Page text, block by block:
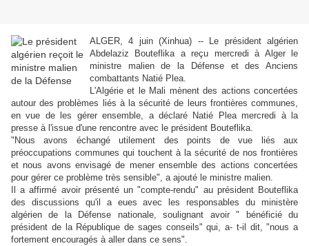
ALGER, 4 juin (Xinhua) -- Le président algérien
Abdelaziz Bouteflika a reçu mercredi à Alger le
ministre malien de la Défense et des Anciens
combattants Natié Plea.
L'Algérie et le Mali mènent des actions concertées
autour des problèmes liés à la sécurité de leurs frontières communes,
en vue de les gérer ensemble, a déclaré Natié Plea mercredi à la
presse à l'issue d'une rencontre avec le président Bouteflika.
"Nous avons échangé utilement des points de vue liés aux
préoccupations communes qui touchent à la sécurité de nos frontières
et nous avons envisagé de mener ensemble des actions concertées
pour gérer ce problème très sensible", a ajouté le ministre malien.
Il a affirmé avoir présenté un "compte-rendu" au président Bouteflika
des discussions qu'il a eues avec les responsables du ministère
algérien de la Défense nationale, soulignant avoir " bénéficié du
président de la République de sages conseils" qui, a- t-il dit, "nous a
fortement encouragés à aller dans ce sens".